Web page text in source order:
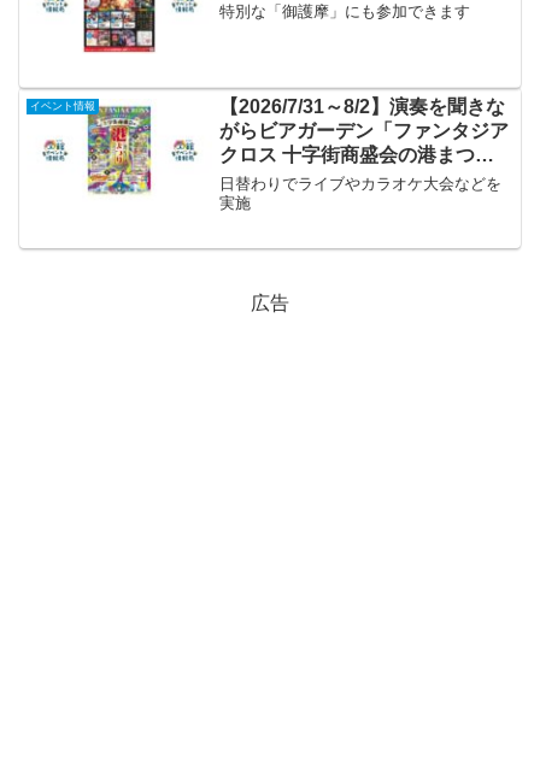
特別な「御護摩」にも参加できます
イベント情報
【2026/7/31～8/2】演奏を聞きな
がらビアガーデン「ファンタジア
クロス 十字街商盛会の港まつ
り」
日替わりでライブやカラオケ大会などを
実施
広告